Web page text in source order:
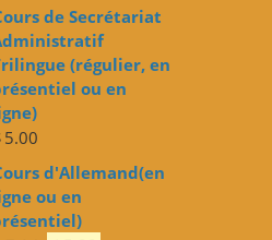
de Secrétariat
(régulier, en
ou en
5.00
d'Allemand(en
ou en